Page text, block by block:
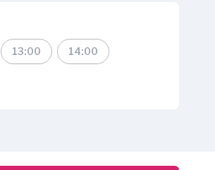
13:00 14:00